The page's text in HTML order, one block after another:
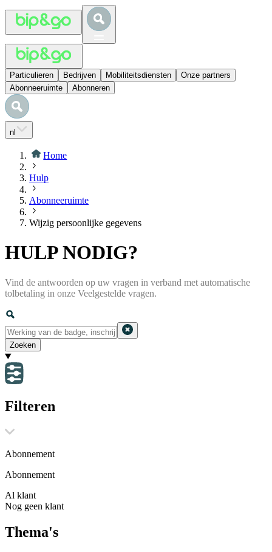
Particulieren Bedrijven Mobiliteitsdiensten
Onze partners
Abonneeruimte
Abonneren
nl
Home
Hulp
Abonneeruimte
Wijzig persoonlijke gegevens
HULP NODIG?
Vind de antwoorden op uw vragen in verband met automatische
tolbetaling in onze Veelgestelde vragen.
Zoeken
Filteren
Abonnement
Abonnement
Al klant
Nog geen klant
Thema's